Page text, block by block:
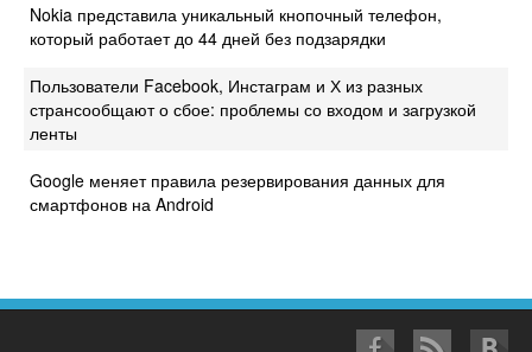
Nokia представила уникальный кнопочный телефон,
который работает до 44 дней без подзарядки
Пользователи Facebook, Инстаграм и Х из разных
странсообщают о сбое: проблемы со входом и загрузкой
ленты
Google меняет правила резервирования данных для
смартфонов на Android